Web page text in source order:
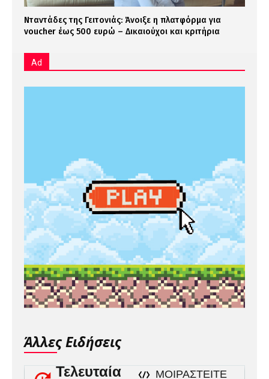
Νταντάδες της Γειτονιάς: Άνοιξε η πλατφόρμα για
voucher έως 500 ευρώ – Δικαιούχοι και κριτήρια
Ad
Άλλες Ειδήσεις